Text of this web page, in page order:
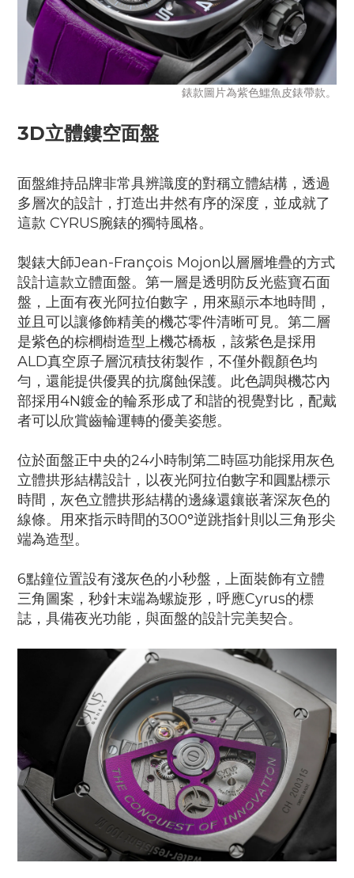
錶款圖片為紫色鱷魚皮錶帶款。
3D立體鏤空面盤
面盤維持品牌非常具辨識度的對稱立體結構，透過
多層次的設計，打造出井然有序的深度，並成就了
這款 CYRUS腕錶的獨特風格。
製錶大師Jean-François Mojon以層層堆疊的方式
設計這款立體面盤。第一層是透明防反光藍寶石面
盤，上面有夜光阿拉伯數字，用來顯示本地時間，
並且可以讓修飾精美的機芯零件清晰可見。第二層
是紫色的棕櫚樹造型上機芯橋板，該紫色是採用
ALD真空原子層沉積技術製作，不僅外觀顏色均
勻，還能提供優異的抗腐蝕保護。此色調與機芯內
部採用4N鍍金的輪系形成了和諧的視覺對比，配戴
者可以欣賞齒輪運轉的優美姿態。
位於面盤正中央的24小時制第二時區功能採用灰色
立體拱形結構設計，以夜光阿拉伯數字和圓點標示
時間，灰色立體拱形結構的邊緣還鑲嵌著深灰色的
線條。用來指示時間的300°逆跳指針則以三角形尖
端為造型。
6點鐘位置設有淺灰色的小秒盤，上面裝飾有立體
三角圖案，秒針末端為螺旋形，呼應Cyrus的標
誌，具備夜光功能，與面盤的設計完美契合。